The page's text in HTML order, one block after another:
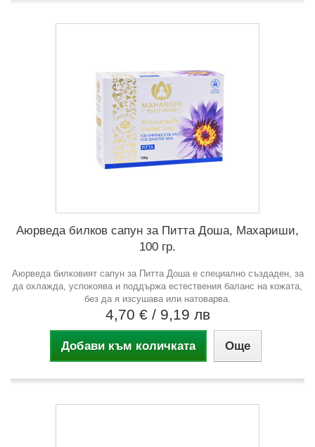
Аюрведа билков сапун за Питта Доша, Махариши,
100 гр.
Аюрведа билковият сапун за Питта Доша е специално създаден, за
да охлажда, успокоява и поддържа естествения баланс на кожата,
без да я изсушава или натоварва.
4,70 € / 9,19 лв
Добави към количката Още